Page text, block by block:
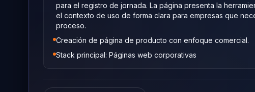
para el registro de jornada. La página presenta la
el contexto de uso de forma clara para empresas que
proceso.
Creación de página de producto con enfoque comercial.
Stack principal: Páginas web corporativas